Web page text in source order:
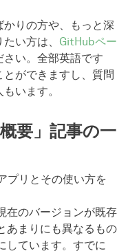
りの方や、もっと深
い方は、 GitHubペー
い。全部英語です
ができますし、質問
います。
要」記事の一
プリとその使い方を
在のバージョンが既存
あまりにも異なるもの
しています。すでに